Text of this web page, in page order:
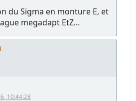
du Sigma en monture E, et
megadapt EtZ...
10:44:28